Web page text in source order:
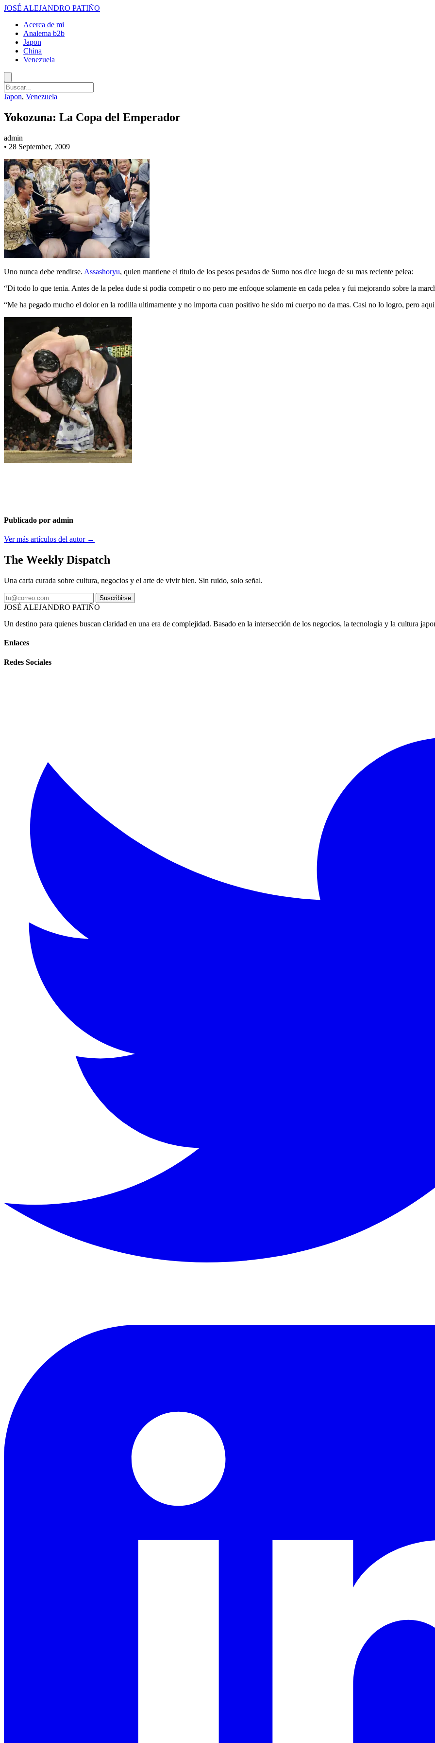
JOSÉ ALEJANDRO PATIÑO
Acerca de mi
Analema b2b
Japon
China
Venezuela
Japon, Venezuela
Yokozuna: La Copa del Emperador
admin
• 28 September, 2009
Uno nunca debe rendirse. Assashoryu, quien mantiene el titulo de los pesos pesados de Sumo nos dice luego de su mas reciente pelea:
“Di todo lo que tenia. Antes de la pelea dude si podia competir o no pero me enfoque solamente en cada pelea y fui mejorando sobre la
“Me ha pegado mucho el dolor en la rodilla ultimamente y no importa cuan positivo he sido mi cuerpo no da mas. Casi no lo logro, pero
Publicado por admin
Ver más artículos del autor →
The Weekly Dispatch
Una carta curada sobre cultura, negocios y el arte de vivir bien. Sin ruido, solo señal.
Suscribirse
JOSÉ ALEJANDRO PATIÑO
Un destino para quienes buscan claridad en una era de complejidad. Basado en la intersección de los negocios, la tecnología y la cultura
Enlaces
Redes Sociales